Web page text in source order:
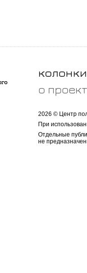
колонки
о
2026 © Центр
При
Отдельные
не